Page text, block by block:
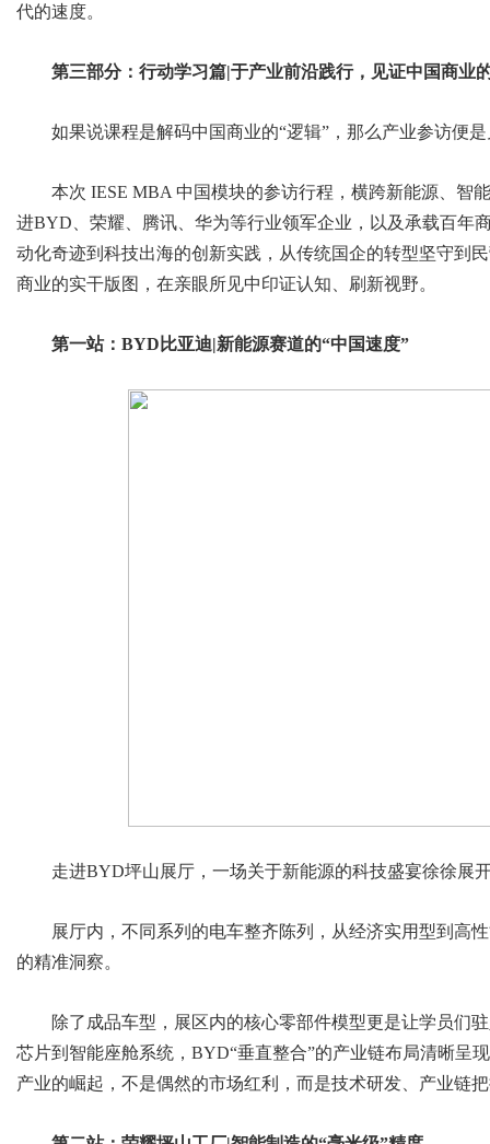
代的速度。
第三部分：行动学习篇|于产业前沿践行，见证中国商业
如果说课程是解码中国商业的“逻辑”，那么产业参访便
本次 IESE MBA 中国模块的参访行程，横跨新能源、智
进BYD、荣耀、腾讯、华为等行业领军企业，以及承载百年
动化奇迹到科技出海的创新实践，从传统国企的转型坚守到
商业的实干版图，在亲眼所见中印证认知、刷新视野。
第一站：BYD比亚迪|新能源赛道的“中国速度”
走进BYD坪山展厅，一场关于新能源的科技盛宴徐徐展
展厅内，不同系列的电车整齐陈列，从经济实用型到高
的精准洞察。
除了成品车型，展区内的核心零部件模型更是让学员们
芯片到智能座舱系统，BYD“垂直整合”的产业链布局清晰呈
产业的崛起，不是偶然的市场红利，而是技术研发、产业链